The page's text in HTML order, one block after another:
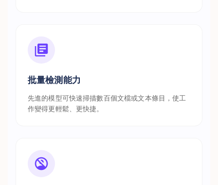
批量檢測能力
先進的模型可快速掃描數百個文檔或文本條目，使工
作變得更輕鬆、更快捷。